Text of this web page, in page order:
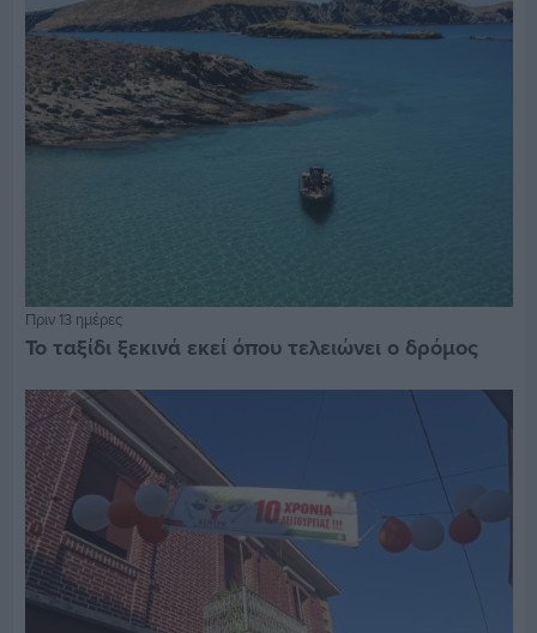
Πριν 13 ημέρες
Το ταξίδι ξεκινά εκεί όπου τελειώνει ο δρόμος